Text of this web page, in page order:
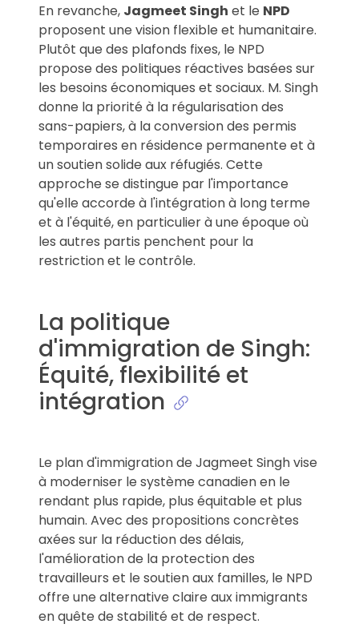
En revanche, Jagmeet Singh et le NPD
proposent une vision flexible et humanitaire.
Plutôt que des plafonds fixes, le NPD
propose des politiques réactives basées sur
les besoins économiques et sociaux. M. Singh
donne la priorité à la régularisation des
sans-papiers, à la conversion des permis
temporaires en résidence permanente et à
un soutien solide aux réfugiés. Cette
approche se distingue par l'importance
qu'elle accorde à l'intégration à long terme
et à l'équité, en particulier à une époque où
les autres partis penchent pour la
restriction et le contrôle.
La politique
d'immigration de Singh:
Équité, flexibilité et
intégration
Le plan d'immigration de Jagmeet Singh vise
à moderniser le système canadien en le
rendant plus rapide, plus équitable et plus
humain. Avec des propositions concrètes
axées sur la réduction des délais,
l'amélioration de la protection des
travailleurs et le soutien aux familles, le NPD
offre une alternative claire aux immigrants
en quête de stabilité et de respect.